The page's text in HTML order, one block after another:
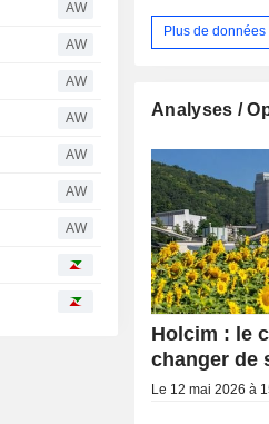
AW
AW
AW
AW
AW
AW
AW
Plus de
Analyses /
Holcim : le
changer de
Le 12 mai 2026 à